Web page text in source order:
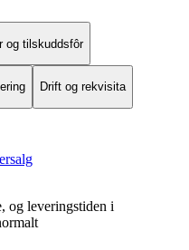
og tilskuddsfôr
Drift og rekvisita
og leveringstiden i